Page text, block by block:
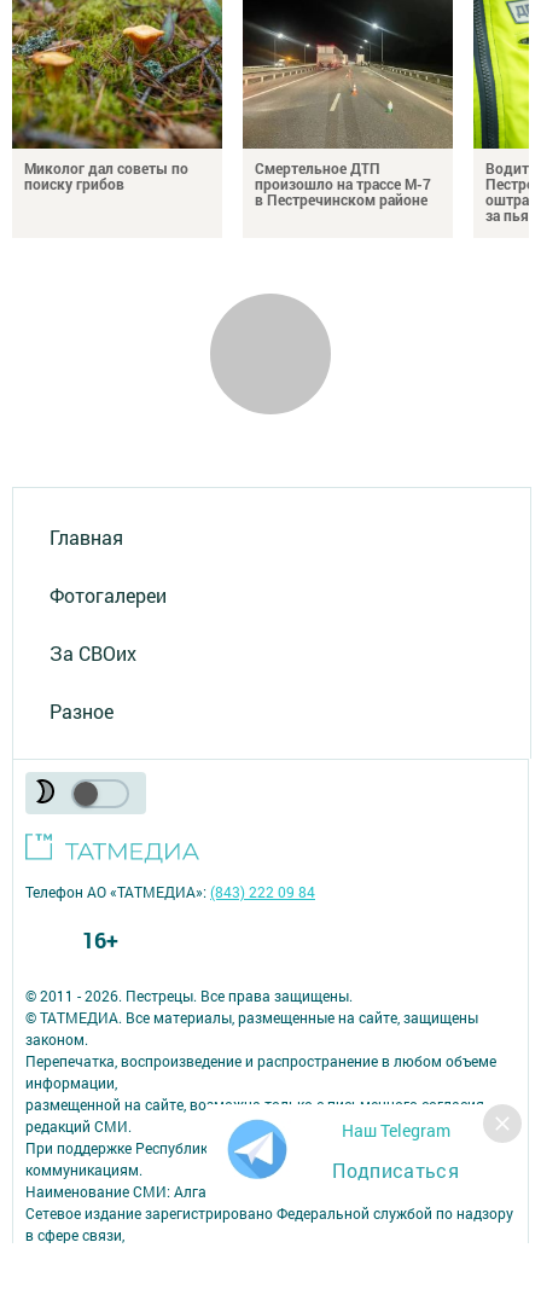
Миколог дал советы по
поиску грибов
Смертельное ДТП
произошло на трассе М-7
в Пестречинском районе
за
Главная
Фотогалереи
За СВОих
Разное
Наш Telegram
Подписаться
© 2011 - 2026. Пестрецы. Все права защищены.
© ТАТМЕДИА. Все материалы, размещенные на сайте, защищены
законом.
Перепечатка, воспроизведение и распространение в любом объеме
информации,
размещенной на сайте, возможна только с письменного согласия
редакций СМИ.
При поддержке Республиканского агентства по печати и массовым
коммуникациям.
Наименование СМИ: Алга (Вперед)
Сетевое издание зарегистрировано Федеральной службой по надзору
в сфере связи,
Телефон АО «ТАТМЕДИА»:(843) 222 09 84
16+